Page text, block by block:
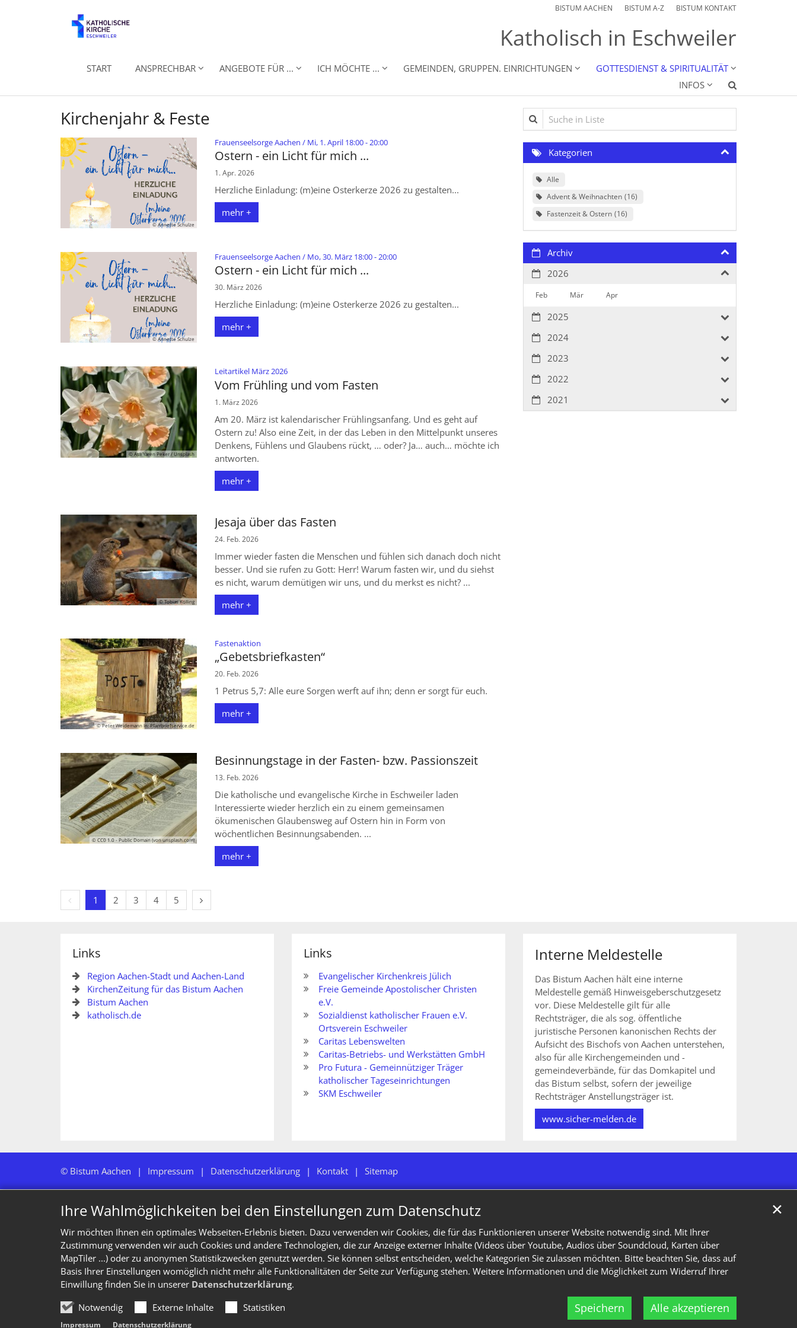
Ihre Wahlmöglichkeiten bei den Einstellungen zum Datenschutz
Wir möchten Ihnen ein optimales Webseiten-Erlebnis bieten. Dazu verwenden wir Cookies, die für das Funktionieren unserer Website notwendig sind. Mit Ihrer
Zustimmung verwenden wir auch Cookies und andere Technologien, die zur Anzeige externer Inhalte (Videos über Youtube, Audios über Soundcloud, Karten über
MapTiler ...) oder zu anonymen Statistikzwecken genutzt werden. Sie können selbst entscheiden, welche Kategorien Sie zulassen möchten. Bitte beachten Sie, dass auf
Basis Ihrer Einstellungen womöglich nicht mehr alle Funktionalitäten der Seite zur Verfügung stehen. Weitere Informationen und die Möglichkeit zum Widerruf Ihrer
Einwillung finden Sie in unserer Datenschutzerklärung.
Notwendig
Externe Inhalte Statistiken Speichern Alle akzeptieren
✕
Impressum Datenschutzerklärung
BISTUM AACHEN BISTUM A-Z BISTUM KONTAKT
Katholisch in Eschweiler
START ANSPRECHBAR ANGEBOTE FÜR ... ICH MÖCHTE ... GEMEINDEN, GRUPPEN. EINRICHTUNGEN
GOTTESDIENST & SPIRITUALITÄT
INFOS
Kirchenjahr & Feste
© Annette Schulze
Frauenseelsorge Aachen / Mi, 1. April 18:00 - 20:00:
Ostern - ein Licht für mich ...
1. Apr. 2026
Herzliche Einladung: (m)eine Osterkerze 2026 zu gestalten...
mehr +
© Annette Schulze
Frauenseelsorge Aachen / Mo, 30. März 18:00 - 20:00:
Ostern - ein Licht für mich ...
30. März 2026
Herzliche Einladung: (m)eine Osterkerze 2026 zu gestalten...
mehr +
© Aslı Yaren Peker / Unsplash
Leitartikel März 2026:
Vom Frühling und vom Fasten
1. März 2026
Am 20. März ist kalendarischer Frühlingsanfang. Und es geht auf
Ostern zu! Also eine Zeit, in der das Leben in den Mittelpunkt unseres
Denkens, Fühlens und Glaubens rückt, … oder? Ja… auch… möchte ich
antworten.
mehr +
© Tobias Kölling
Jesaja über das Fasten
24. Feb. 2026
Immer wieder fasten die Menschen und fühlen sich danach doch nicht
besser. Und sie rufen zu Gott: Herr! Warum fasten wir, und du siehst
es nicht, warum demütigen wir uns, und du merkst es nicht? ...
mehr +
© Peter Weidemann In: Pfarrbriefservice.de
Fastenaktion
„Gebetsbriefkasten“
20. Feb. 2026
1 Petrus 5,7: Alle eure Sorgen werft auf ihn; denn er sorgt für euch.
mehr +
© CC0 1.0 - Public Domain (von unsplash.com)
Besinnungstage in der Fasten- bzw. Passionszeit
13. Feb. 2026
Die katholische und evangelische Kirche in Eschweiler laden
Interessierte wieder herzlich ein zu einem gemeinsamen
ökumenischen Glaubensweg auf Ostern hin in Form von
wöchentlichen Besinnungsabenden. ...
mehr +
Vorherige Seite
1 2 3 4 5 Nächste Seite
Suche in Liste
Kategorien
Alle
Advent & Weihnachten 16
Fastenzeit & Ostern 16
Archiv
2026
Feb Mär Apr
2025
2024
2023
2022
2021
Links
Region Aachen-Stadt und Aachen-Land
KirchenZeitung für das Bistum Aachen
Bistum Aachen
katholisch.de
Links
Evangelischer Kirchenkreis Jülich
Freie Gemeinde Apostolischer Christen
e.V.
Sozialdienst katholischer Frauen e.V.
Ortsverein Eschweiler
Caritas Lebenswelten
Caritas-Betriebs- und Werkstätten GmbH
Pro Futura - Gemeinnütziger Träger
katholischer Tageseinrichtungen
SKM Eschweiler
Interne Meldestelle
Das Bistum Aachen hält eine interne
Meldestelle gemäß Hinweisgeberschutzgesetz
vor. Diese Meldestelle gilt für alle
Rechtsträger, die als sog. öffentliche
juristische Personen kanonischen Rechts der
Aufsicht des Bischofs von Aachen unterstehen,
also für alle Kirchengemeinden und -
gemeindeverbände, für das Domkapitel und
das Bistum selbst, sofern der jeweilige
Rechtsträger Anstellungsträger ist.
www.sicher-melden.de
© Bistum Aachen Impressum Datenschutzerklärung Kontakt Sitemap